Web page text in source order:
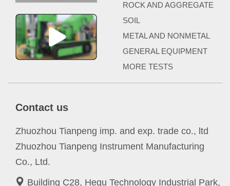
ROCK AND AGGREGATE
SOIL
METAL AND NONMETAL
GENERAL EQUIPMENT
MORE TESTS
Contact us
Zhuozhou Tianpeng imp. and exp. trade co., ltd
Zhuozhou Tianpeng Instrument Manufacturing
Co., Ltd.
Building C28, Hegu Technology Industrial Park,